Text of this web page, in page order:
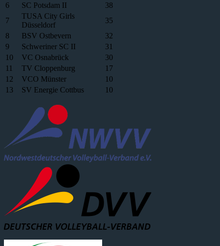
6
SC Potsdam II
38
7
TUSA City Girls
Düsseldorf
35
8
BSV Ostbevern
32
9
Schweriner SC II
31
10
VC Osnabrück
30
11
TV Cloppenburg
17
12
VCO Münster
10
13
SV Energie Cottbus 10